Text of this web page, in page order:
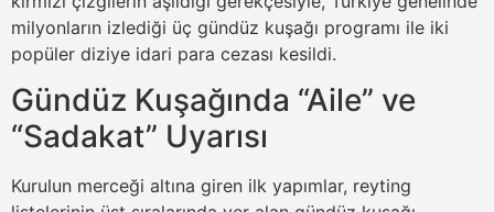
milyonların izlediği üç gündüz kuşağı programı ile iki
popüler diziye idari para cezası kesildi.
Gündüz Kuşağında “Aile” ve
“Sadakat” Uyarısı
Kurulun merceği altına giren ilk yapımlar, reyting